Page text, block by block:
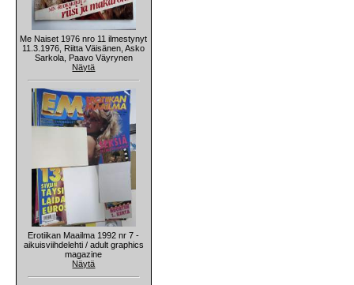
Me Naiset 1976 nro 11 ilmestynyt
11.3.1976, Riitta Väisänen, Asko
Sarkola, Paavo Väyrynen
Näytä
Erotiikan Maailma 1992 nr 7 -
aikuisviihdelehti / adult graphics
magazine
Näytä